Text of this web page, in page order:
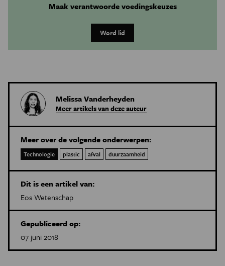
Maak verantwoorde voedingskeuzes
Word lid
Melissa Vanderheyden
Meer artikels van deze auteur
Meer over de volgende onderwerpen:
Technologie plastic afval duurzaamheid
Dit is een artikel van:
Eos Wetenschap
Gepubliceerd op:
07 juni 2018